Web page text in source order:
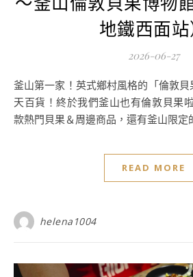
地鐵西面站
2026-06-27
釜山第一家！英式鄉村風格的「倫敦貝果」，正式登陸西面樂
天百貨！終於我們釜山也有倫敦貝果
款熱門貝果＆周邊商品，還有釜山限定
READ MORE
helena1004